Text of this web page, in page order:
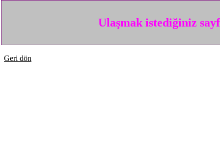
Ulaşmak istediğiniz
Geri dön